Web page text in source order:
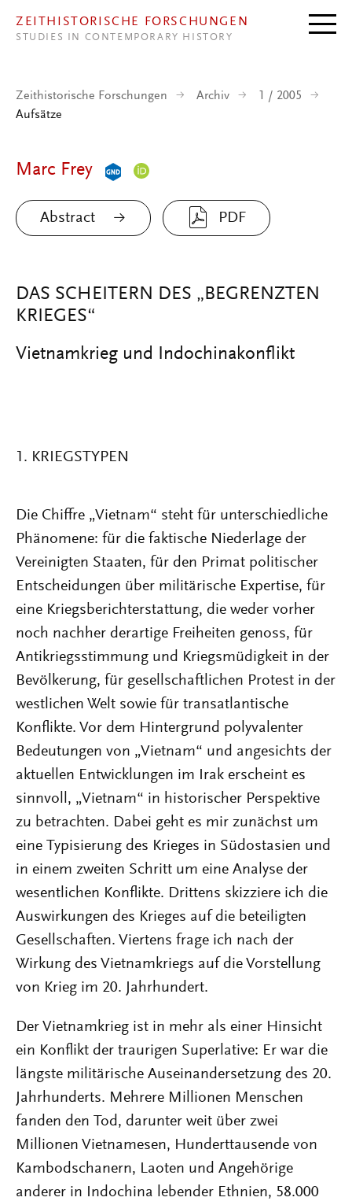
ZEITHISTORISCHE FORSCHUNGEN
STUDIES IN CONTEMPORARY HISTORY
Zeithistorische Forschungen Archiv
1 / 2005
Aufsätze
Marc Frey
Abstract PDF
DAS SCHEITERN DES „BEGRENZTEN
KRIEGES“
Vietnamkrieg und Indochinakonflikt
1. KRIEGSTYPEN
Die Chiffre „Vietnam“ steht für unterschiedliche
Phänomene: für die faktische Niederlage der
Vereinigten Staaten, für den Primat politischer
Entscheidungen über militärische Expertise, für
eine Kriegsberichterstattung, die weder vorher
noch nachher derartige Freiheiten genoss, für
Antikriegsstimmung und Kriegsmüdigkeit in der
Bevölkerung, für gesellschaftlichen Protest in der
westlichen Welt sowie für transatlantische
Konflikte. Vor dem Hintergrund polyvalenter
Bedeutungen von „Vietnam“ und angesichts der
aktuellen Entwicklungen im Irak erscheint es
sinnvoll, „Vietnam“ in historischer Perspektive
zu betrachten. Dabei geht es mir zunächst um
eine Typisierung des Krieges in Südostasien und
in einem zweiten Schritt um eine Analyse der
wesentlichen Konflikte. Drittens skizziere ich die
Auswirkungen des Krieges auf die beteiligten
Gesellschaften. Viertens frage ich nach der
Wirkung des Vietnamkriegs auf die Vorstellung
von Krieg im 20. Jahrhundert.
Der Vietnamkrieg ist in mehr als einer Hinsicht
ein Konflikt der traurigen Superlative: Er war die
längste militärische Auseinandersetzung des 20.
Jahrhunderts. Mehrere Millionen Menschen
fanden den Tod, darunter weit über zwei
Millionen Vietnamesen, Hunderttausende von
Kambodschanern, Laoten und Angehörige
anderer in Indochina lebender Ethnien, 58.000